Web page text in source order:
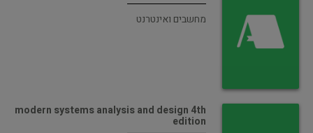
מחשבים ואינטרנט
modern systems analysis and design 4th
edition